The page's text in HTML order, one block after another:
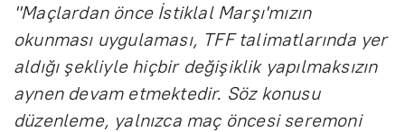
"Maçlardan önce İstiklal Marşı'mızın
okunması uygulaması, TFF talimatlarında yer
aldığı şekliyle hiçbir değişiklik yapılmaksızın
aynen devam etmektedir. Söz konusu
düzenleme, yalnızca maç öncesi seremoni